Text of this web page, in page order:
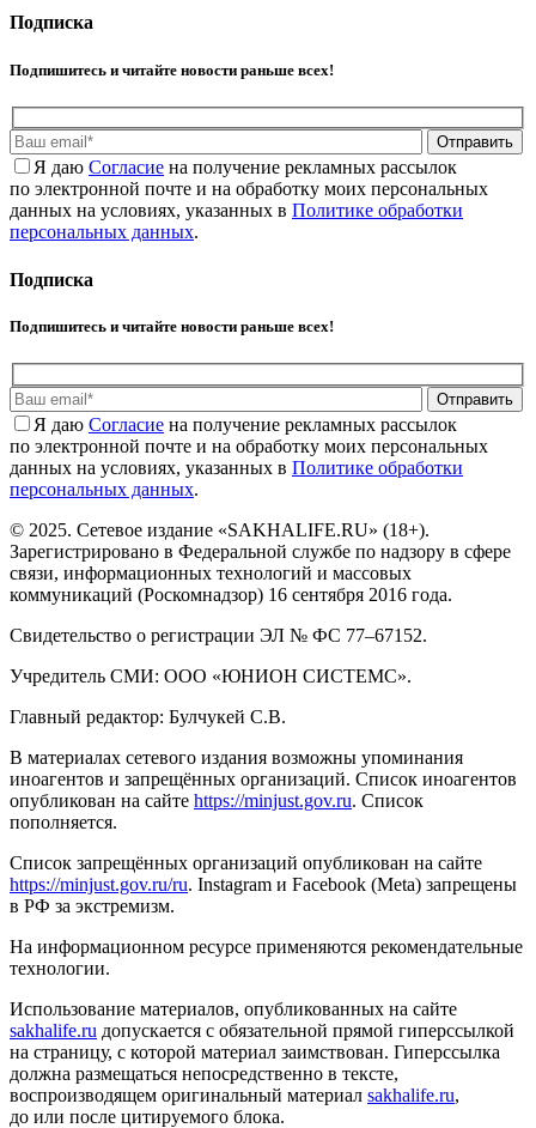
Подписка
Подпишитесь и читайте новости раньше всех!
Отправить
Я даю Cогласие на получение рекламных рассылок
по электронной почте и на обработку моих персональных
данных на условиях, указанных в Политике обработки
персональных данных.
Подписка
Подпишитесь и читайте новости раньше всех!
Отправить
Я даю Cогласие на получение рекламных рассылок
по электронной почте и на обработку моих персональных
данных на условиях, указанных в Политике обработки
персональных данных.
© 2025. Сетевое издание «SAKHALIFE.RU» (18+).
Зарегистрировано в Федеральной службе по надзору в сфере
связи, информационных технологий и массовых
коммуникаций (Роскомнадзор) 16 сентября 2016 года.
Свидетельство о регистрации ЭЛ № ФС 77–67152.
Учредитель СМИ: ООО «ЮНИОН СИСТЕМС».
Главный редактор: Булчукей С.В.
В материалах сетевого издания возможны упоминания
иноагентов и запрещённых организаций. Список иноагентов
опубликован на сайте https://minjust.gov.ru. Список
пополняется.
Список запрещённых организаций опубликован на сайте
https://minjust.gov.ru/ru. Instagram и Facebook (Metа) запрещены
в РФ за экстремизм.
На информационном ресурсе применяются рекомендательные
технологии.
Использование материалов, опубликованных на сайте
sakhalife.ru допускается с обязательной прямой гиперссылкой
на страницу, с которой материал заимствован. Гиперссылка
должна размещаться непосредственно в тексте,
воспроизводящем оригинальный материал sakhalife.ru,
до или после цитируемого блока.